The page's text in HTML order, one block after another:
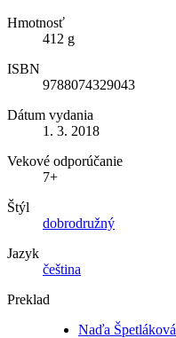
Hmotnosť
412 g
ISBN
9788074329043
Dátum vydania
1. 3. 2018
Vekové odporúčanie
7+
Štýl
dobrodružný
Jazyk
čeština
Preklad
Naďa Špetláková